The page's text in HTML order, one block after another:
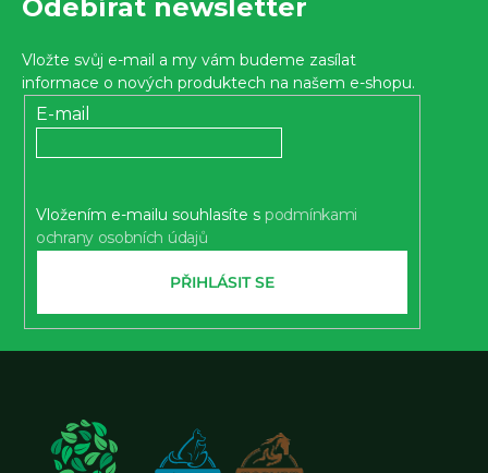
Odebírat newsletter
Vložte svůj e-mail a my vám budeme zasílat
informace o nových produktech na našem e-shopu.
E-mail
Vložením e-mailu souhlasíte s podmínkami
ochrany osobních údajů
PŘIHLÁSIT SE